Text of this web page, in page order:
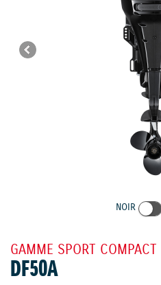
NOIR
GAMME SPORT COMPACT
DF50A